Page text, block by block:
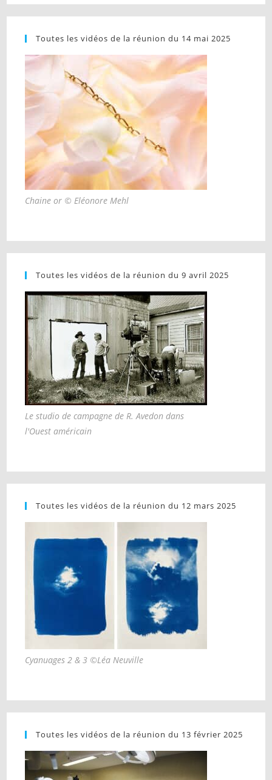
Toutes les vidéos de la réunion du 14 mai 2025
Chaine or © Eléonore Mehl
Toutes les vidéos de la réunion du 9 avril 2025
Le studio de campagne de R. Avedon dans
l'Ouest américain
Toutes les vidéos de la réunion du 12 mars 2025
Cyanuages 2 & 3 ©Léa Neuville
Toutes les vidéos de la réunion du 13 février 2025